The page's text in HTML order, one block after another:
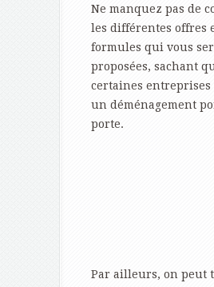
Ne manquez pas de
les différentes offres
formules qui vous
proposées, sachant
certaines entreprises
un déménagement
porte.
Par ailleurs, on peut